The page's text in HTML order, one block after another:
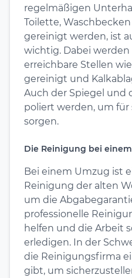
regelmäßigen
Toilette,
gereinigt werden, ist
wichtig. Dabei werden
erreichbare Stellen
gereinigt und
Auch der Spiegel und
poliert werden, um für
sorgen.
Die Reinigung bei
Bei einem Umzug ist
Reinigung der alten
um die
professionelle
helfen und die Arbeit
erledigen. In der
die Reinigungsfirma
gibt, um